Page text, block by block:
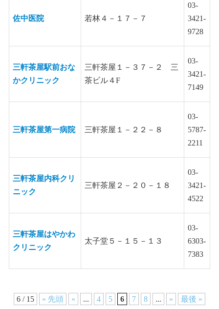
佐中医院 若林４－１７－７
03-
3421-
9728
三軒茶屋駅前おな
かクリニック
三軒茶屋１－３７－２ 三
茶ビル４F
03-
3421-
7149
三軒茶屋第一病院 三軒茶屋１－２２－８
03-
5787-
2211
三軒茶屋内科クリ
ニック
三軒茶屋２－２０－１８
03-
3421-
4522
三軒茶屋はやかわ
クリニック
太子堂５－１５－１３
03-
6303-
7383
6 / 15 « 先頭 « ... 4 5 6 7 8 ... » 最後 »